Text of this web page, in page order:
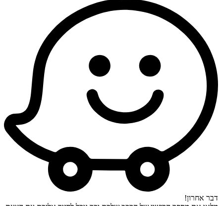
דבר אחרון!